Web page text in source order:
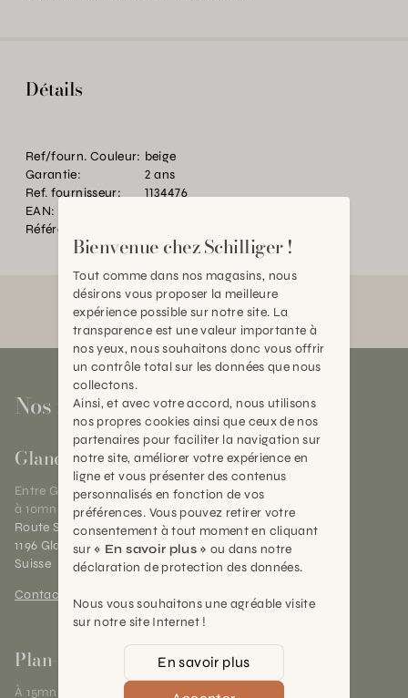
Détails
Ref/fourn. Couleur: beige
Garantie:
2 ans
Ref. fournisseur:
1134476
EAN:
Référence:
Nos magasins
Gland
Entre Genève et Lausanne,
à 10mn de Nyon
Route Suisse 40
1196 Gland (VD)
Suisse
Contact et horaires
Plan-les-Ouates
À 15mn du centre de Genève
Bienvenue chez Schilliger !
Tout comme dans nos magasins, nous
désirons vous proposer la meilleure
expérience possible sur notre site. La
transparence est une valeur importante à
nos yeux, nous souhaitons donc vous offrir
un contrôle total sur les données que nous
collectons.
Ainsi, et avec votre accord, nous utilisons
nos propres cookies ainsi que ceux de nos
partenaires pour faciliter la navigation sur
notre site, améliorer votre expérience en
ligne et vous présenter des contenus
personnalisés en fonction de vos
préférences. Vous pouvez retirer votre
consentement à tout moment en cliquant
sur « En savoir plus » ou dans notre
déclaration de protection des données.
Nous vous souhaitons une agréable visite
sur notre site Internet !
En savoir plus